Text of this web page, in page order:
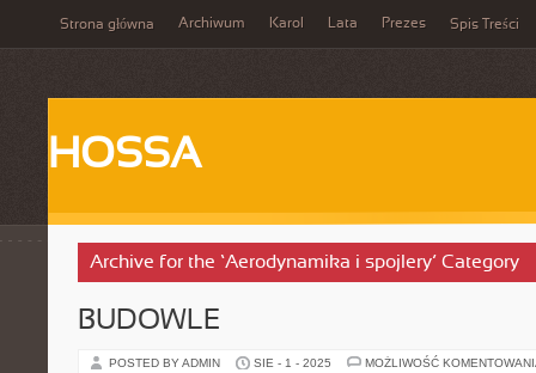
Strona główna Archiwum Karol Lata Prezes Spis Treści
HOSSA
Archive for the ‘Aerodynamika i spojlery’ Category
BUDOWLE
POSTED BY ADMIN SIE - 1 - 2025 MOŻLIWOŚĆ